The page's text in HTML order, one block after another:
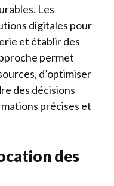
Les
digitales pour
et établir des
permet
d’optimiser
des décisions
précises et
des